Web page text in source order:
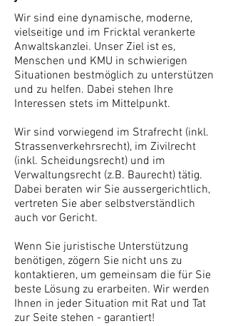
Wir sind eine dynamische, moderne,
vielseitige und im Fricktal verankerte
Anwaltskanzlei. Unser Ziel ist es,
Menschen und KMU in schwierigen
Situationen bestmöglich zu unterstützen
und zu helfen. Dabei stehen Ihre
Interessen stets im Mittelpunkt.
Wir sind vorwiegend im Strafrecht (inkl.
Strassenverkehrsrecht), im Zivilrecht
(inkl. Scheidungsrecht) und im
Verwaltungsrecht (z.B. Baurecht) tätig.
Dabei beraten wir Sie aussergerichtlich,
vertreten Sie aber selbstverständlich
auch vor Gericht.
Wenn Sie juristische Unterstützung
benötigen, zögern Sie nicht uns zu
kontaktieren, um gemeinsam die für Sie
beste Lösung zu erarbeiten. Wir werden
Ihnen in jeder Situation mit Rat und Tat
zur Seite stehen - garantiert!